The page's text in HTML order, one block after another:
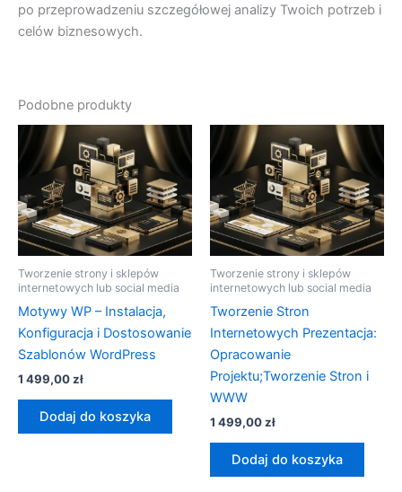
po przeprowadzeniu szczegółowej analizy Twoich potrzeb i
celów biznesowych.
Podobne produkty
Tworzenie strony i sklepów
internetowych lub social media
Motywy WP – Instalacja,
Konfiguracja i Dostosowanie
Szablonów WordPress
1 499,00zł
Dodaj do koszyka
Tworzenie strony i sklepów
internetowych lub social media
Tworzenie Stron
Internetowych Prezentacja:
Opracowanie
Projektu;Tworzenie Stron i
WWW
1 499,00zł
Dodaj do koszyka